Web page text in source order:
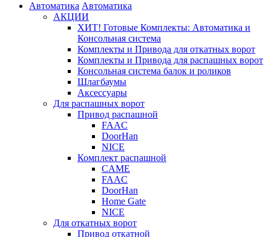
Автоматика Автоматика
АКЦИИ
ХИТ! Готовые Комплекты: Автоматика и
Консольная система
Комплекты и Привода для откатных ворот
Комплекты и Привода для распашных ворот
Консольная система балок и роликов
Шлагбаумы
Аксессуары
Для распашных ворот
Привод распашной
FAAC
DoorHan
NICE
Комплект распашной
CAME
FAAC
DoorHan
Home Gate
NICE
Для откатных ворот
Привод откатной